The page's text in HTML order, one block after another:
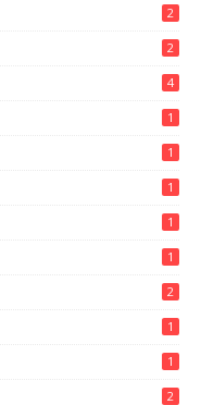
2
2
4
1
1
1
1
1
2
1
1
2